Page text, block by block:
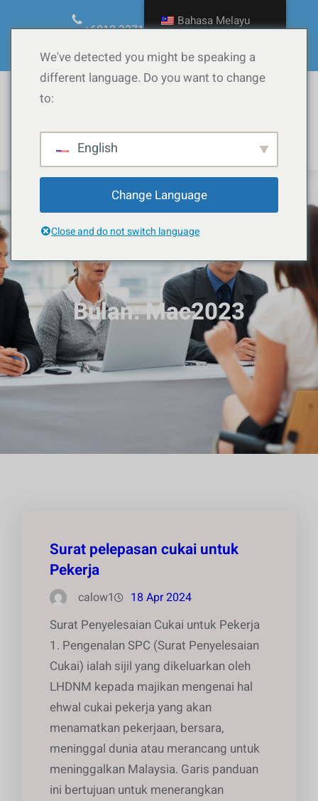
ke
kandungan
+6012.3371090
ask@calow.co
Facebook
YouTube
TikTok
Instagram
WordPress
Bulan:Mac2023
Surat pelepasan cukai untuk
Pekerja
calow1 18 Apr 2024
Surat Penyelesaian Cukai untuk Pekerja
1. Pengenalan SPC (Surat Penyelesaian
Cukai) ialah sijil yang dikeluarkan oleh
LHDNM kepada majikan mengenai hal
ehwal cukai pekerja yang akan
menamatkan pekerjaan, bersara,
meninggal dunia atau merancang untuk
meninggalkan Malaysia. Garis panduan
ini bertujuan untuk menerangkan
Bahasa Melayu
We've detected you might be speaking a
different language. Do you want to change
to:
English
Change Language
Close and do not switch language